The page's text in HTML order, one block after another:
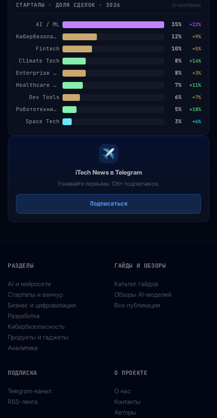
СТАРТАПЫ · ДОЛЯ СДЕЛОК · 2026 Crunchbase
AI / ML 35% +22%
Кибербезопасность 12% +9%
Fintech 10% +5%
Climate Tech 8% +14%
Enterprise SaaS 8% +3%
Healthcare AI 7% +11%
Dev Tools 6% +7%
Робототехника 5% +18%
Space Tech 3% +6%
iTech News в Telegram
Узнавайте первыми. 12K+ подписчиков.
Подписаться
РАЗДЕЛЫ
AI и нейросети
Стартапы и венчур
Бизнес и цифровизация
Разработка
Кибербезопасность
Продукты и гаджеты
Аналитика
ГАЙДЫ И ОБЗОРЫ
Каталог гайдов
Обзоры AI-моделей
Все публикации
ПОДПИСКА
Telegram-канал
RSS-лента
О ПРОЕКТЕ
О нас
Контакты
Авторы